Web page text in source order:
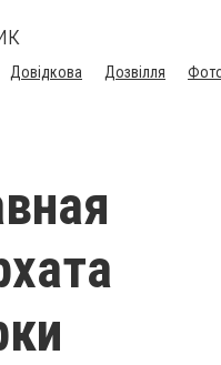
Довідкова Дозвілля